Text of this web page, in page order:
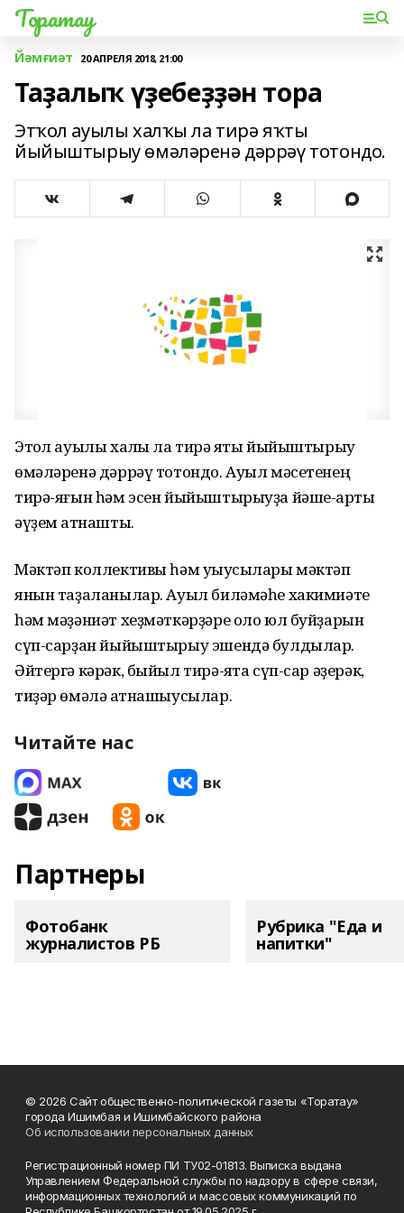
Торатау
Йәмғиәт 20 АПРЕЛЯ 2018, 21:00
Таҙалыҡ үҙебеҙҙән тора
Этҡол ауылы халҡы ла тирә яҡты
йыйыштырыу өмәләренә дәррәү тотондо.
Этҡол ауылы халҡы ла тирә яҡты йыйыштырыу
өмәләренә дәррәү тотондо. Ауыл мәсетенең
тирә-яғын һәм эсен йыйыштырыуҙа йәше-ҡарты
әүҙем ҡатнашты.
Мәктәп коллективы һәм уҡыусылары мәктәп
янын таҙаланылар. Ауыл биләмәһе хакимиәте
һәм мәҙәниәт хеҙмәткәрҙәре оло юл буйҙарын
сүп-сарҙан йыйыштырыу эшендә булдылар.
Әйтергә кәрәк, быйыл тирә-яҡта сүп-сар әҙерәк,
тиҙәр өмәлә ҡатнашыусылар.
Читайте нас
Партнеры
Фотобанк
журналистов РБ
Рубрика "Еда и
напитки"
© 2026 Сайт общественно-политической газеты «Торатау»
города Ишимбая и Ишимбайского района
Об использовании персональных данных
Регистрационный номер ПИ ТУ02-01813. Выписка выдана
Управлением Федеральной службы по надзору в сфере связи,
информационных технологий и массовых коммуникаций по